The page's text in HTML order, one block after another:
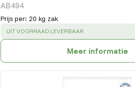
AB494
Prijs per: 20 kg zak
SUCCESS:
UIT VOORRAAD LEVERBAAR
Meer informatie